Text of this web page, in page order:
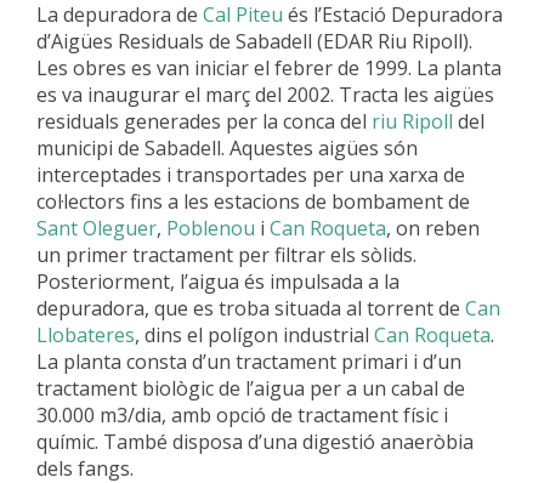
La depuradora de Cal Piteu és l’Estació Depuradora
d’Aigües Residuals de Sabadell (EDAR Riu Ripoll).
Les obres es van iniciar el febrer de 1999. La planta
es va inaugurar el març del 2002. Tracta les aigües
residuals generades per la conca del riu Ripoll del
municipi de Sabadell. Aquestes aigües són
interceptades i transportades per una xarxa de
col·lectors fins a les estacions de bombament de
Sant Oleguer, Poblenou i Can Roqueta, on reben
un primer tractament per filtrar els sòlids.
Posteriorment, l’aigua és impulsada a la
depuradora, que es troba situada al torrent de Can
Llobateres, dins el polígon industrial Can Roqueta.
La planta consta d’un tractament primari i d’un
tractament biològic de l’aigua per a un cabal de
30.000 m3/dia, amb opció de tractament físic i
químic. També disposa d’una digestió anaeròbia
dels fangs.